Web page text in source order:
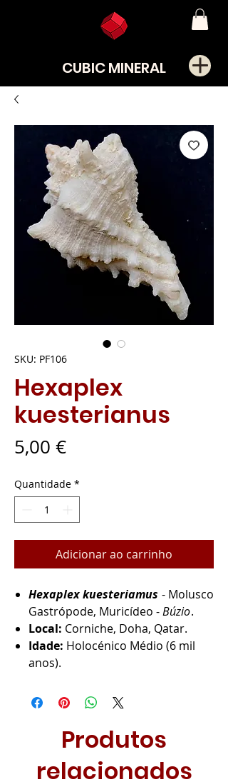
CUBIC MINERAL
SKU: PF106
Hexaplex
kuesterianus
5,00 €Preço
Quantidade *
Adicionar ao carrinho
Hexaplex kuesteriamus - Molusco
Gastrópode, Muricídeo -Búzio.
Local: Corniche, Doha, Qatar.
Idade: Holocénico Médio (6 mil
anos).
Produtos
relacionados